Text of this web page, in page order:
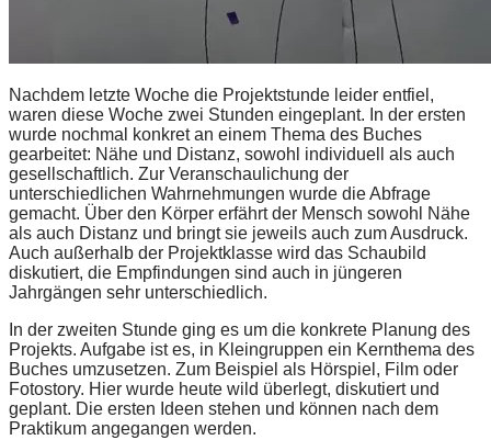
Nachdem letzte Woche die Projektstunde leider entfiel,
waren diese Woche zwei Stunden eingeplant. In der ersten
wurde nochmal konkret an einem Thema des Buches
gearbeitet: Nähe und Distanz, sowohl individuell als auch
gesellschaftlich. Zur Veranschaulichung der
unterschiedlichen Wahrnehmungen wurde die Abfrage
gemacht. Über den Körper erfährt der Mensch sowohl Nähe
als auch Distanz und bringt sie jeweils auch zum Ausdruck.
Auch außerhalb der Projektklasse wird das Schaubild
diskutiert, die Empfindungen sind auch in jüngeren
Jahrgängen sehr unterschiedlich.
In der zweiten Stunde ging es um die konkrete Planung des
Projekts. Aufgabe ist es, in Kleingruppen ein Kernthema des
Buches umzusetzen. Zum Beispiel als Hörspiel, Film oder
Fotostory. Hier wurde heute wild überlegt, diskutiert und
geplant. Die ersten Ideen stehen und können nach dem
Praktikum angegangen werden.